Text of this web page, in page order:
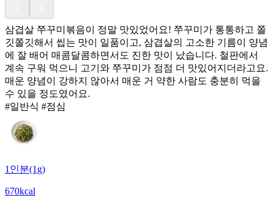
삼겹살 쭈꾸미볶음이 정말 맛있었어요! 쭈꾸미가 통통하고 쫄
깃쫄깃해서 씹는 맛이 일품이고, 삼겹살의 고소한 기름이 양념
에 잘 배어 매콤달콤하면서도 진한 맛이 났습니다. 철판에서
계속 구워 먹으니 고기와 쭈꾸미가 점점 더 맛있어지더라고요.
매운 양념이 강하지 않아서 매운 거 약한 사람도 충분히 먹을
수 있을 정도였어요.
#일반식 #점심
1인분(1g)
670kcal